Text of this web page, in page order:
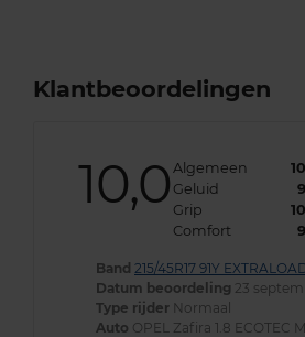
Klantbeoordelingen
10,0 Algemeen
Geluid
Grip
Comfort
Band 215/45R17 91Y
Datum beoordeling 23
Type rijder Normaal
Auto OPEL Zafira 1.8 ECOTEC